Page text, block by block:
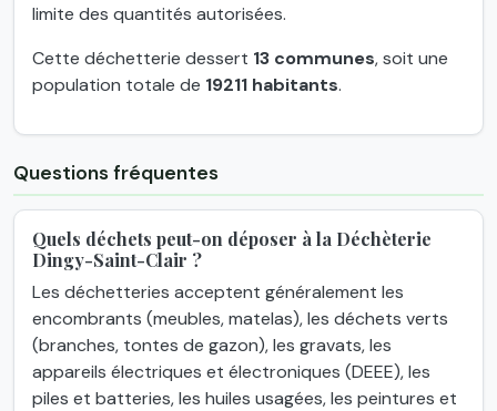
limite des quantités autorisées.
Cette déchetterie dessert 13 communes, soit une
population totale de 19211 habitants.
Questions fréquentes
Quels déchets peut-on déposer à la Déchèterie
Dingy-Saint-Clair ?
Les déchetteries acceptent généralement les
encombrants (meubles, matelas), les déchets verts
(branches, tontes de gazon), les gravats, les
appareils électriques et électroniques (DEEE), les
piles et batteries, les huiles usagées, les peintures et